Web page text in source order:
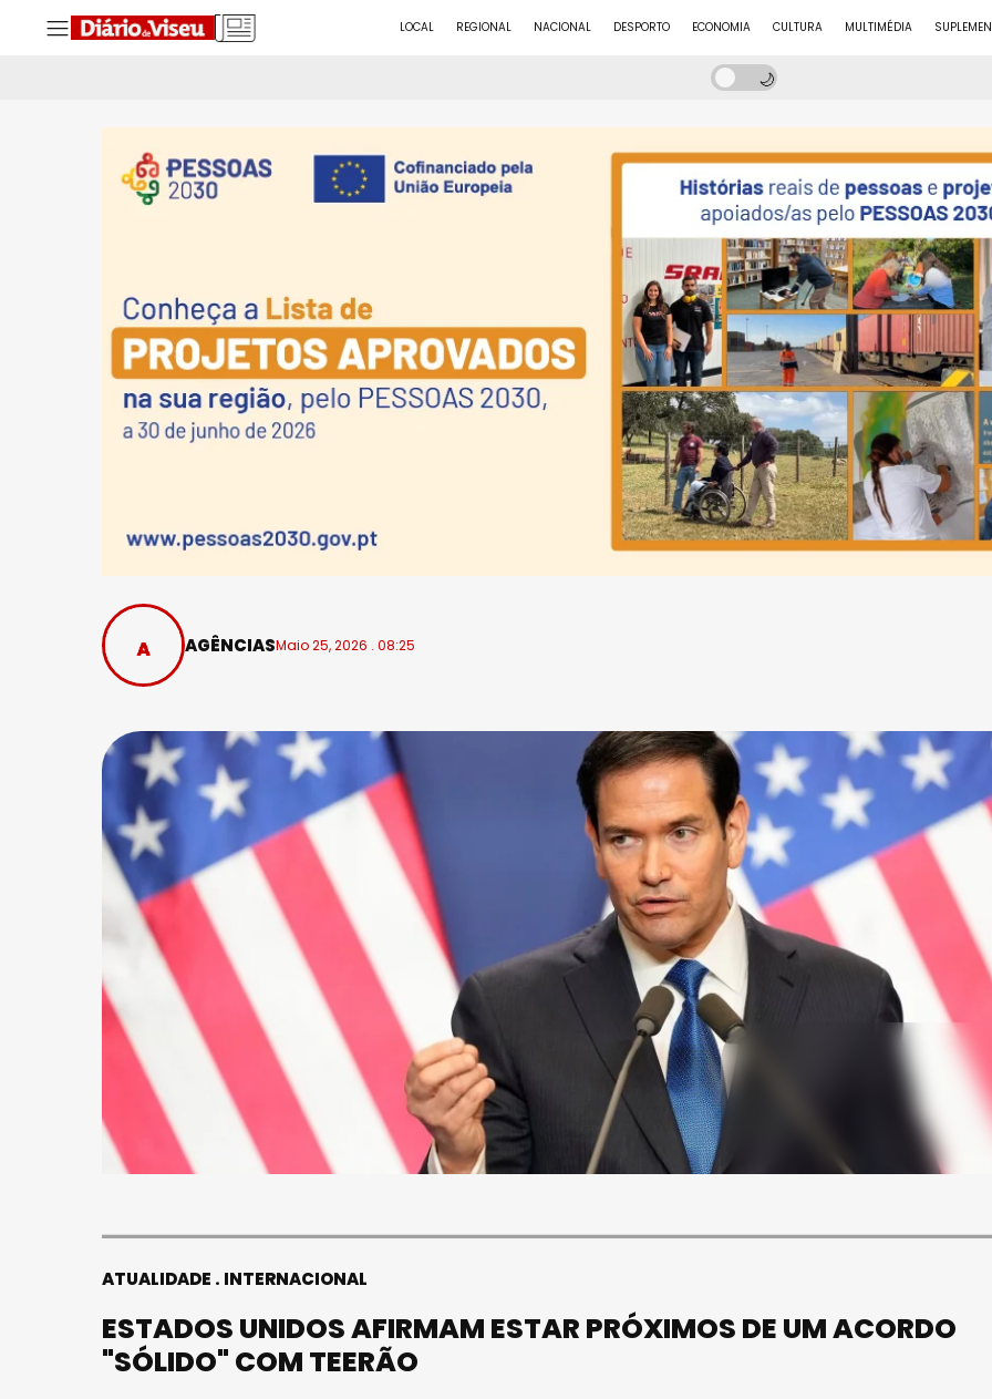
LOCAL REGIONAL NACIONAL DESPORTO ECONOMIA CULTURA MULTIMÉDIA
AGÊNCIASMaio 25, 2026 . 08:25
ATUALIDADE INTERNACIONAL
ESTADOS UNIDOS AFIRMAM ESTAR PRÓXIMOS DE UM ACORDO
"SÓLIDO" COM TEERÃO
FALECEU PAULA ALMEIDA,
JOVEM ENFERMEIRA NO